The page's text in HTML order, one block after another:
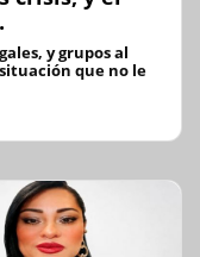
y grupos al
que no le